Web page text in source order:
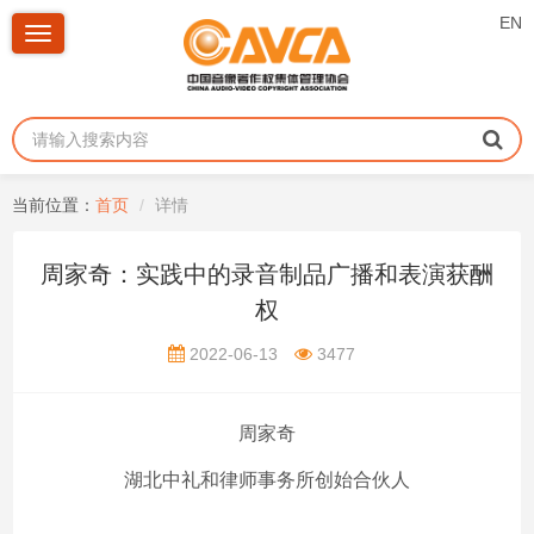
EN
Toggle
当前位置： 首页 详情
周家奇：实践中的录音制品广播和表演获酬
权
2022-06-13 3477
周家奇
湖北中礼和律师事务所创始合伙人